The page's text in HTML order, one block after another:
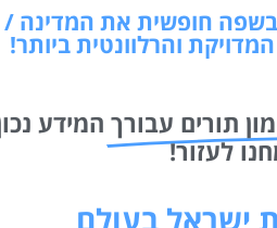
בשפה חופשית את המדינה
והרלוונטית ביותר!
תורים עבורך המידע
ישראל בעולם